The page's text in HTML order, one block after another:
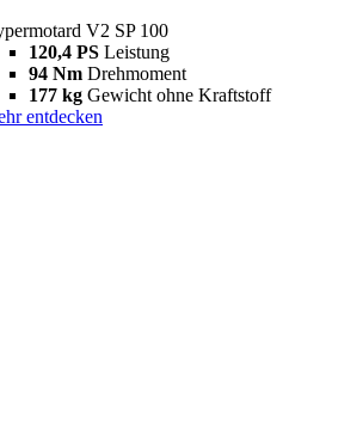
V2 SP 100
120,4 PS Leistung
94 Nm Drehmoment
177 kg Gewicht ohne Kraftstoff
entdecken